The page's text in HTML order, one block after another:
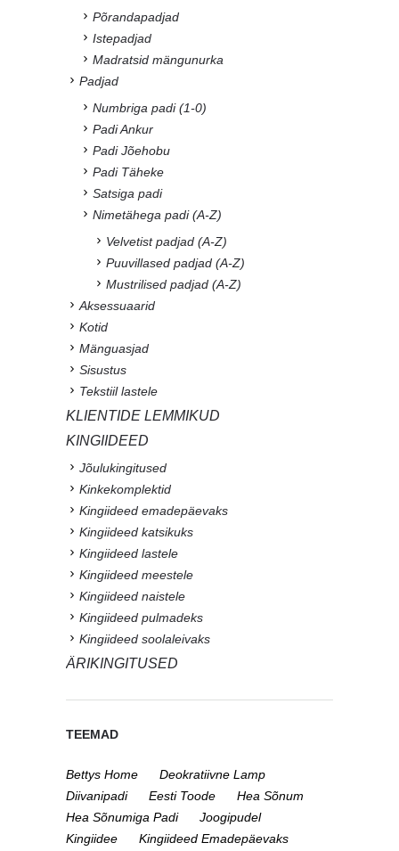
Põrandapadjad
Istepadjad
Madratsid mängunurka
Padjad
Numbriga padi (1-0)
Padi Ankur
Padi Jõehobu
Padi Täheke
Satsiga padi
Nimetähega padi (A-Z)
Velvetist padjad (A-Z)
Puuvillased padjad (A-Z)
Mustrilised padjad (A-Z)
Aksessuaarid
Kotid
Mänguasjad
Sisustus
Tekstiil lastele
KLIENTIDE LEMMIKUD
KINGIIDEED
Jõulukingitused
Kinkekomplektid
Kingiideed emadepäevaks
Kingiideed katsikuks
Kingiideed lastele
Kingiideed meestele
Kingiideed naistele
Kingiideed pulmadeks
Kingiideed soolaleivaks
ÄRIKINGITUSED
TEEMAD
Bettys Home
Deokratiivne Lamp
Diivanipadi
Eesti Toode
Hea Sõnum
Hea Sõnumiga Padi
Joogipudel
Kingiidee
Kingiideed Emadepäevaks